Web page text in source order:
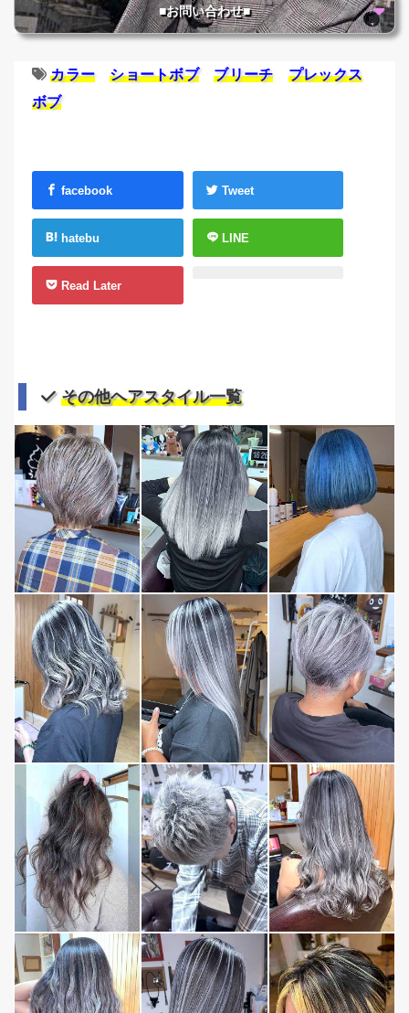
■お問い合わせ■
カラー ショートボブ ブリーチ
プレックス
ボブ
facebook Tweet
hatebu LINE
Read Later
その他ヘアスタイル一覧